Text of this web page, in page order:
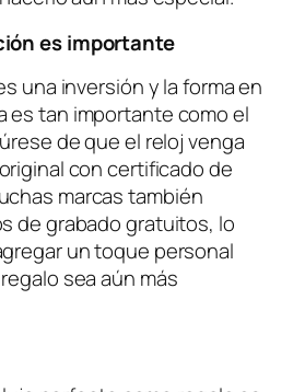
es importante
una inversión y la forma en
es tan importante como el
de que el reloj venga
con certificado de
marcas también
de grabado gratuitos, lo
un toque personal
sea aún más